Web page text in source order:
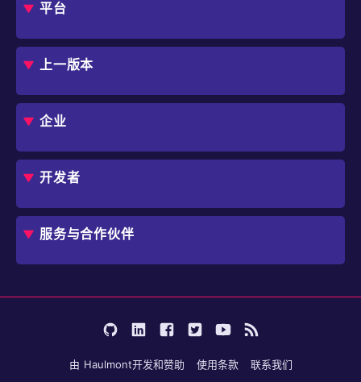
平台
概述
框架
Studio
扩展组件市场
DevOps 云
业务流程自动化
价格
评估指南
Jmix 适合我的项目吗？
上一版本
CUBA 平台
企业
角色
IT 负责人
独立软件开发商
企业架构师
用户案例
用例
应用程序现代化
避免 SaaS/低代码 供应商费用和限制
内部工作流自动化
开发者
概述
选择 Jmix
开始使用
学习
服务与合作伙伴
培训
由 Haulmont开发和赞助 使用条款 联系我们